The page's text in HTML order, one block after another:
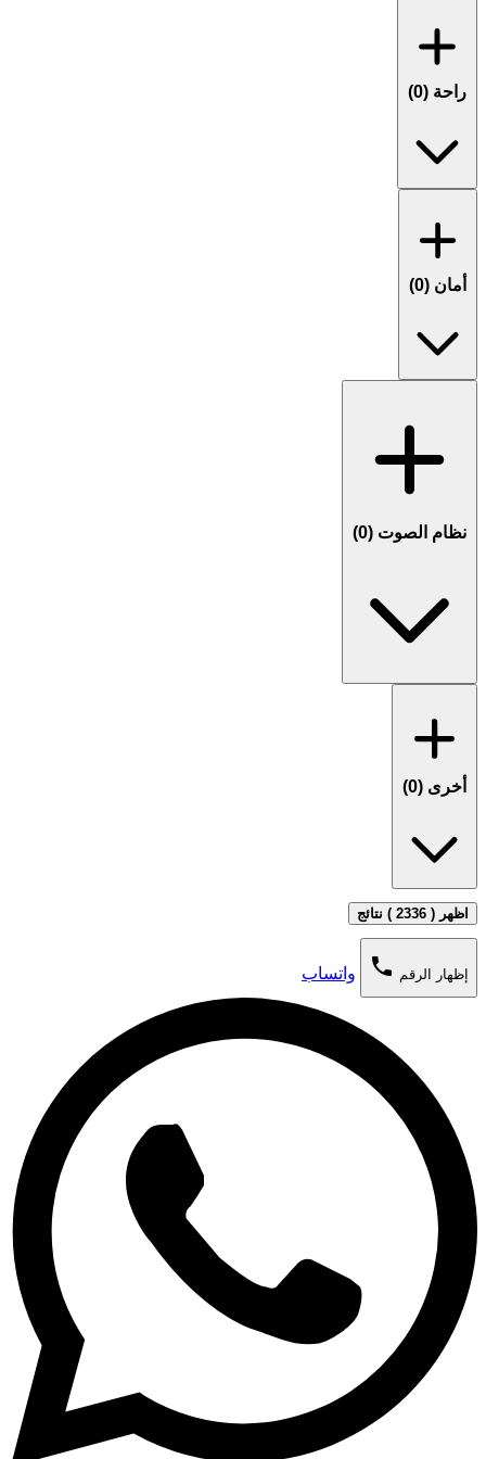
راحة (0
)
أمان (0
)
نظام الصوت (0
)
أخرى (0
)
اظهر ( 2336 ) نتائج
إظهار الرقم phone واتساب